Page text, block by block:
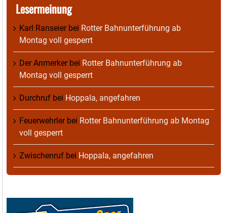
Lesermeinung
Karl Ranseierbei Rotter Bahnunterführung ab
Montag voll gesperrt
Der Anmerkerbei Rotter Bahnunterführung ab
Montag voll gesperrt
Durchruf bei Hoppala, angefahren
Feuerwehrlerbei Rotter Bahnunterführung ab Montag
voll gesperrt
Zwischenruf bei Hoppala, angefahren